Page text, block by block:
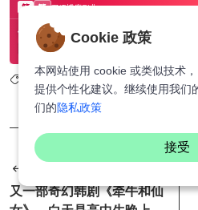
又一部奇幻韩剧《牵牛和仙
Cookie 政策
本网站使用 cookie 或类似技术
提供个性化建议。继续使用我们
们的隐私政策
接受